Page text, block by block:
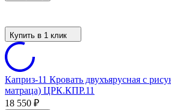
Купить в 1 клик
Каприз-11 Кровать двухъярусная с
матраца) ЦРК.КПР.11
18 550 ₽